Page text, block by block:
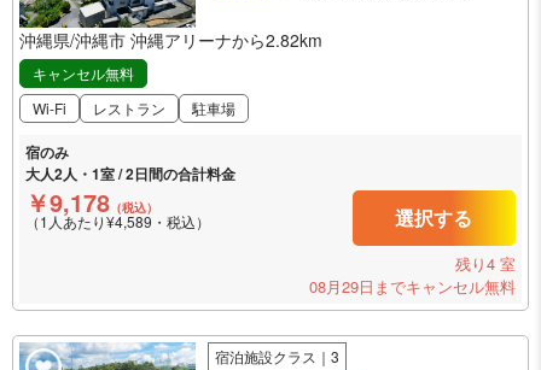
沖縄県/沖縄市 沖縄アリーナから2.82km
キャンセル無料
Wi-Fi
レストラン 駐車場
宿のみ
大人2人・1室 / 2日間の合計料金
￥9,178 （税込）
（1人あたり¥4,589・税込） 選択する
残り4 室
08月29日までキャンセル無料
宿泊施設クラス｜3